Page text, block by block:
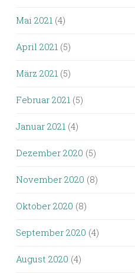
Mai 2021 (4)
April 2021 (5)
März 2021 (5)
Februar 2021 (5)
Januar 2021 (4)
Dezember 2020 (5)
November 2020 (8)
Oktober 2020 (8)
September 2020 (4)
August 2020 (4)